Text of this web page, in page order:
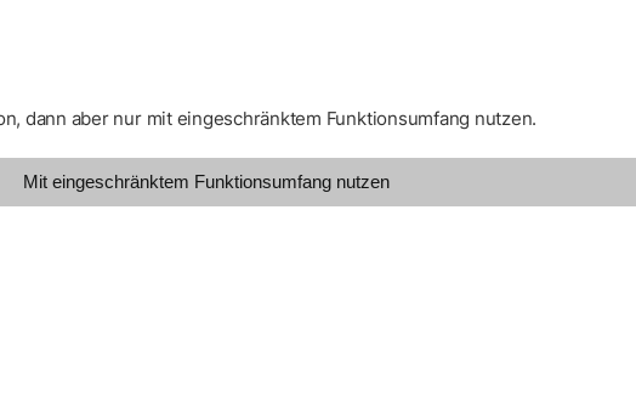
dann aber nur mit eingeschränktem Funktionsumfang nutzen.
Mit eingeschränktem Funktionsumfang nutzen